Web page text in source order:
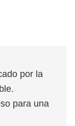
por la
para una